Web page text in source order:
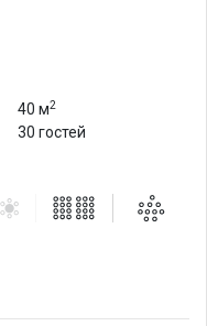
40 м2
30 гостей